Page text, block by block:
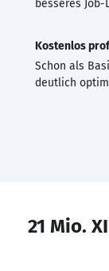
besseres Job-
Kostenlos
Schon als
deutlich
21 Mio.